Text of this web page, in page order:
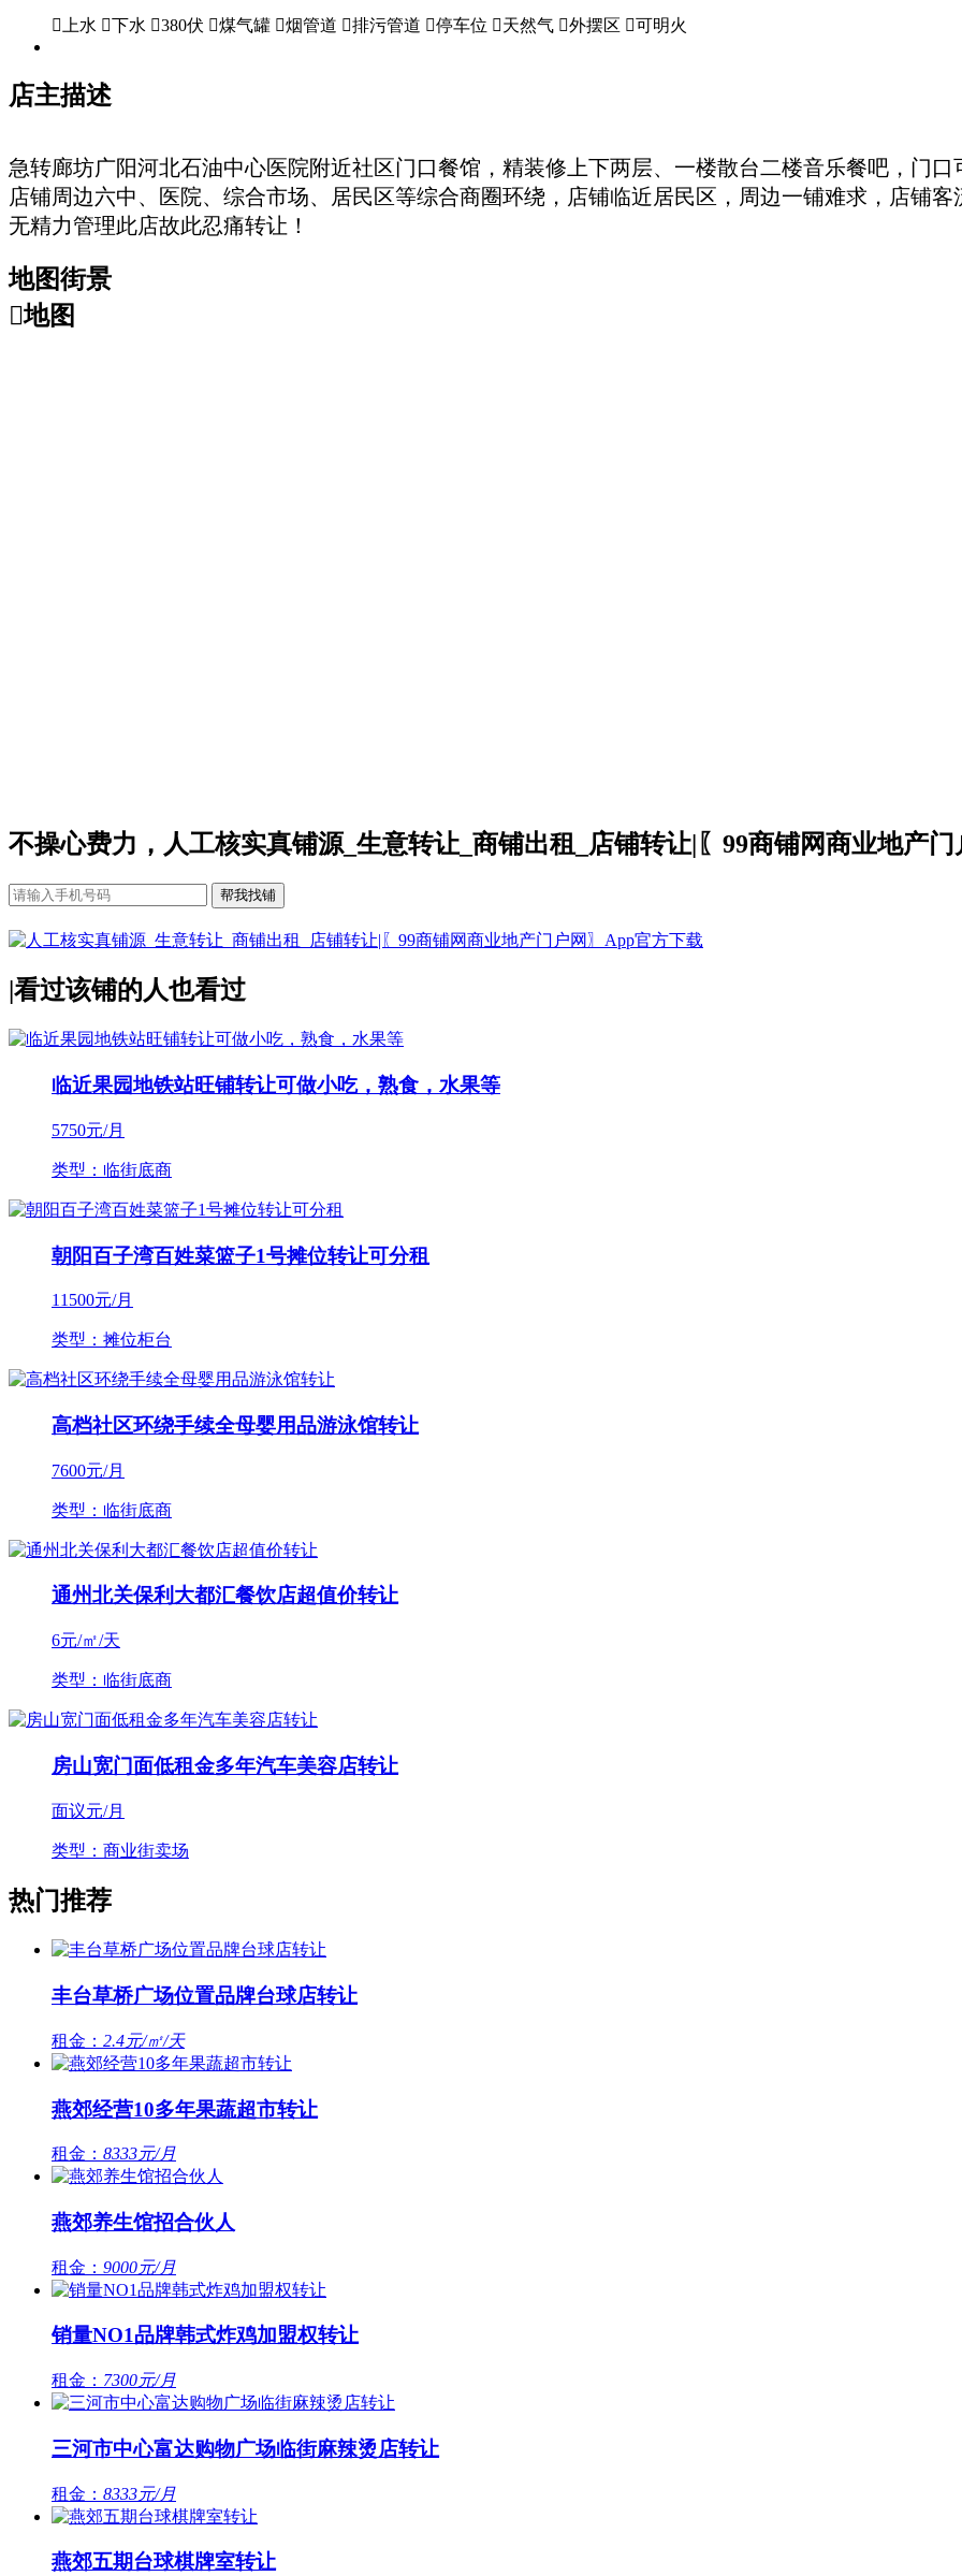
 上水 下水 380伏 煤气罐 烟管道 排污管道 停车位 天然气 外摆区 可明火
店主描述
急转廊坊广阳河北石油中心医院附近社区门口餐馆，精装修上下两层、一楼散台二楼音乐餐吧，门口
店铺周边六中、医院、综合市场、居民区等综合商圈环绕，店铺临近居民区，周边一铺难求，店铺
无精力管理此店故此忍痛转让！
地图街景
地图
不操心费力，人工核实真铺源_生意转让_商铺出租_店铺转让|〖99商铺网商业地产
看过该铺的人也看过
临近果园地铁站旺铺转让可做小吃，熟食，水果等
5750元/月
类型：临街底商
朝阳百子湾百姓菜篮子1号摊位转让可分租
11500元/月
类型：摊位柜台
高档社区环绕手续全母婴用品游泳馆转让
7600元/月
类型：临街底商
通州北关保利大都汇餐饮店超值价转让
6元/㎡/天
类型：临街底商
房山宽门面低租金多年汽车美容店转让
面议元/月
类型：商业街卖场
热门推荐
丰台草桥广场位置品牌台球店转让
租金： 2.4元/㎡/天
燕郊经营10多年果蔬超市转让
租金： 8333元/月
燕郊养生馆招合伙人
租金： 9000元/月
销量NO1品牌韩式炸鸡加盟权转让
租金： 7300元/月
三河市中心富达购物广场临街麻辣烫店转让
租金： 8333元/月
燕郊五期台球棋牌室转让